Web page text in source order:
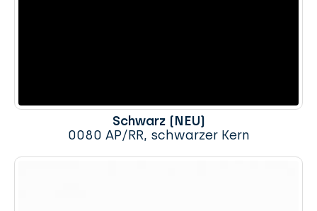
Schwarz (NEU)
0080 AP/RR, schwarzer Kern